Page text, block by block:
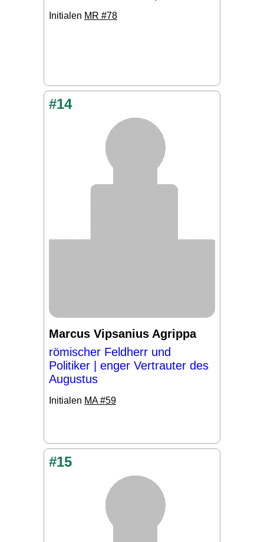
Initialen MR #78
#14
Marcus Vipsanius Agrippa
römischer Feldherr und
Politiker | enger Vertrauter des
Augustus
Initialen MA #59
#15